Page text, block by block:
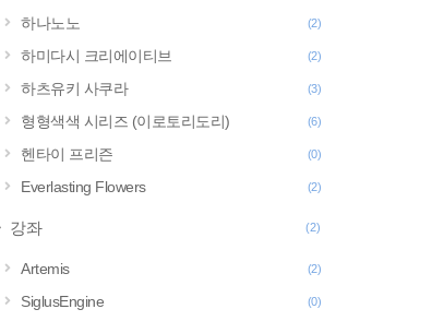
하나노노 (2)
하미다시 크리에이티브 (2)
하츠유키 사쿠라 (3)
형형색색 시리즈 (이로토리도리) (6)
헨타이 프리즌 (0)
Everlasting Flowers (2)
강좌 (2)
Artemis (2)
SiglusEngine (0)